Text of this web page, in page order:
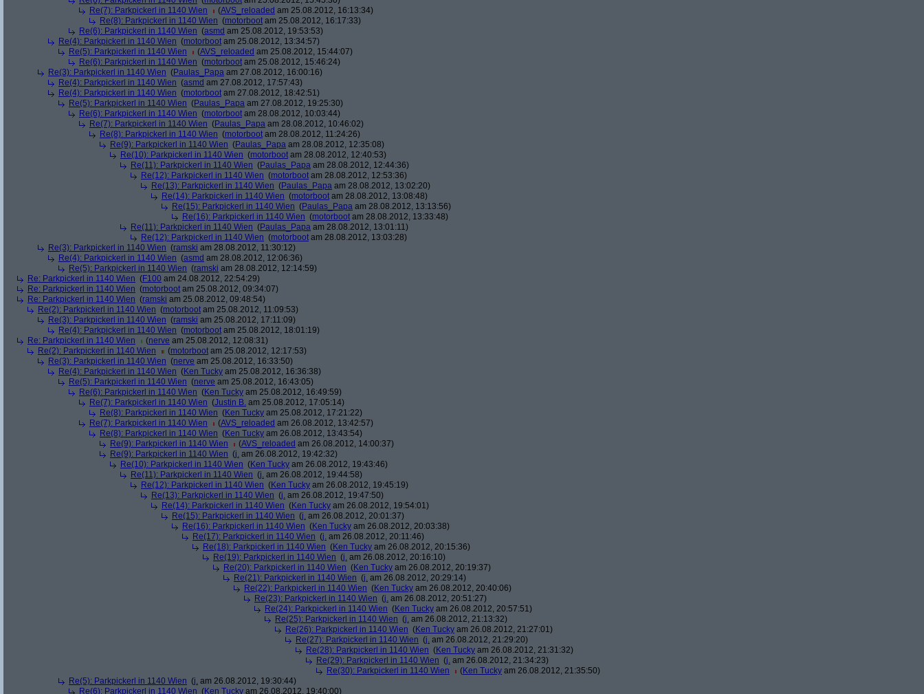
Re(7): Parkpickerl in 1140 Wien
(AVS_reloaded am 25.08.2012, 16:13:34)
Re(8): Parkpickerl in 1140 Wien (motorboot am 25.08.2012, 16:17:33)
Re(6): Parkpickerl in 1140 Wien (asmd am 25.08.2012, 19:53:53)
Re(4): Parkpickerl in 1140 Wien (motorboot am 25.08.2012, 13:34:57)
Re(5): Parkpickerl in 1140 Wien
(AVS_reloaded am 25.08.2012, 15:44:07)
Re(6): Parkpickerl in 1140 Wien (motorboot am 25.08.2012, 15:46:24)
Re(3): Parkpickerl in 1140 Wien (Paulas_Papa am 27.08.2012, 16:00:16)
Re(4): Parkpickerl in 1140 Wien (asmd am 27.08.2012, 17:57:43)
Re(4): Parkpickerl in 1140 Wien (motorboot am 27.08.2012, 18:42:51)
Re(5): Parkpickerl in 1140 Wien (Paulas_Papa am 27.08.2012, 19:25:30)
Re(6): Parkpickerl in 1140 Wien (motorboot am 28.08.2012, 10:03:44)
Re(7): Parkpickerl in 1140 Wien (Paulas_Papa am 28.08.2012, 10:46:02)
Re(8): Parkpickerl in 1140 Wien (motorboot am 28.08.2012, 11:24:26)
Re(9): Parkpickerl in 1140 Wien (Paulas_Papa am 28.08.2012, 12:35:08)
Re(10): Parkpickerl in 1140 Wien (motorboot am 28.08.2012, 12:40:53)
Re(11): Parkpickerl in 1140 Wien (Paulas_Papa am 28.08.2012, 12:44:36)
Re(12): Parkpickerl in 1140 Wien (motorboot am 28.08.2012, 12:53:36)
Re(13): Parkpickerl in 1140 Wien (Paulas_Papa am 28.08.2012, 13:02:20)
Re(14): Parkpickerl in 1140 Wien (motorboot am 28.08.2012, 13:08:48)
Re(15): Parkpickerl in 1140 Wien (Paulas_Papa am 28.08.2012, 13:13:56)
Re(16): Parkpickerl in 1140 Wien (motorboot am 28.08.2012, 13:33:48)
Re(11): Parkpickerl in 1140 Wien (Paulas_Papa am 28.08.2012, 13:01:11)
Re(12): Parkpickerl in 1140 Wien (motorboot am 28.08.2012, 13:03:28)
Re(3): Parkpickerl in 1140 Wien (ramski am 28.08.2012, 11:30:12)
Re(4): Parkpickerl in 1140 Wien (asmd am 28.08.2012, 12:06:36)
Re(5): Parkpickerl in 1140 Wien (ramski am 28.08.2012, 12:14:59)
Re: Parkpickerl in 1140 Wien (F100 am 24.08.2012, 22:54:29)
Re: Parkpickerl in 1140 Wien (motorboot am 25.08.2012, 09:34:07)
Re: Parkpickerl in 1140 Wien (ramski am 25.08.2012, 09:48:54)
Re(2): Parkpickerl in 1140 Wien (motorboot am 25.08.2012, 11:09:53)
Re(3): Parkpickerl in 1140 Wien (ramski am 25.08.2012, 17:11:09)
Re(4): Parkpickerl in 1140 Wien (motorboot am 25.08.2012, 18:01:19)
Re: Parkpickerl in 1140 Wien
(nerve am 25.08.2012, 12:08:31)
Re(2): Parkpickerl in 1140 Wien
(motorboot am 25.08.2012, 12:17:53)
Re(3): Parkpickerl in 1140 Wien (nerve am 25.08.2012, 16:33:50)
Re(4): Parkpickerl in 1140 Wien (Ken Tucky am 25.08.2012, 16:36:38)
Re(5): Parkpickerl in 1140 Wien (nerve am 25.08.2012, 16:43:05)
Re(6): Parkpickerl in 1140 Wien (Ken Tucky am 25.08.2012, 16:49:59)
Re(7): Parkpickerl in 1140 Wien (Justin B. am 25.08.2012, 17:05:14)
Re(8): Parkpickerl in 1140 Wien (Ken Tucky am 25.08.2012, 17:21:22)
Re(7): Parkpickerl in 1140 Wien
(AVS_reloaded am 26.08.2012, 13:42:57)
Re(8): Parkpickerl in 1140 Wien (Ken Tucky am 26.08.2012, 13:43:54)
Re(9): Parkpickerl in 1140 Wien
(AVS_reloaded am 26.08.2012, 14:00:37)
Re(9): Parkpickerl in 1140 Wien (j. am 26.08.2012, 19:42:32)
Re(10): Parkpickerl in 1140 Wien (Ken Tucky am 26.08.2012, 19:43:46)
Re(11): Parkpickerl in 1140 Wien (j. am 26.08.2012, 19:44:58)
Re(12): Parkpickerl in 1140 Wien (Ken Tucky am 26.08.2012, 19:45:19)
Re(13): Parkpickerl in 1140 Wien (j. am 26.08.2012, 19:47:50)
Re(14): Parkpickerl in 1140 Wien (Ken Tucky am 26.08.2012, 19:54:01)
Re(15): Parkpickerl in 1140 Wien (j. am 26.08.2012, 20:01:37)
Re(16): Parkpickerl in 1140 Wien (Ken Tucky am 26.08.2012, 20:03:38)
Re(17): Parkpickerl in 1140 Wien (j. am 26.08.2012, 20:11:46)
Re(18): Parkpickerl in 1140 Wien (Ken Tucky am 26.08.2012, 20:15:36)
Re(19): Parkpickerl in 1140 Wien (j. am 26.08.2012, 20:16:10)
Re(20): Parkpickerl in 1140 Wien (Ken Tucky am 26.08.2012, 20:19:37)
Re(21): Parkpickerl in 1140 Wien (j. am 26.08.2012, 20:29:14)
Re(22): Parkpickerl in 1140 Wien (Ken Tucky am 26.08.2012, 20:40:06)
Re(23): Parkpickerl in 1140 Wien (j. am 26.08.2012, 20:51:27)
Re(24): Parkpickerl in 1140 Wien (Ken Tucky am 26.08.2012, 20:57:51)
Re(25): Parkpickerl in 1140 Wien (j. am 26.08.2012, 21:13:32)
Re(26): Parkpickerl in 1140 Wien (Ken Tucky am 26.08.2012, 21:27:01)
Re(27): Parkpickerl in 1140 Wien (j. am 26.08.2012, 21:29:20)
Re(28): Parkpickerl in 1140 Wien (Ken Tucky am 26.08.2012, 21:31:32)
Re(29): Parkpickerl in 1140 Wien (j. am 26.08.2012, 21:34:23)
Re(30): Parkpickerl in 1140 Wien
(Ken Tucky am 26.08.2012, 21:35:50)
Re(5): Parkpickerl in 1140 Wien (j. am 26.08.2012, 19:30:44)
Re(6): Parkpickerl in 1140 Wien (Ken Tucky am 26.08.2012, 19:40:00)